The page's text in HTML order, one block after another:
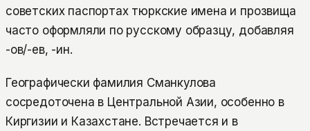
советских паспортах тюркские имена и прозвища
часто оформляли по русскому образцу, добавляя
-ов/-ев, -ин.
Географически фамилия Сманкулова
сосредоточена в Центральной Азии, особенно в
Киргизии и Казахстане. Встречается и в